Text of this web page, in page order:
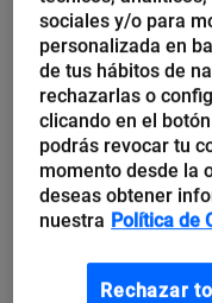
rápido, no
reaprovechar
Necesitas que
cumplir tu
más clientes.
pasa por
cuellos de
muerto.
sociales y/o para
personalizada en
de tus hábitos de
rechazarlas o
clicando en el
podrás revocar tu
momento desde la
deseas obtener
nuestra Política de
Rechazar